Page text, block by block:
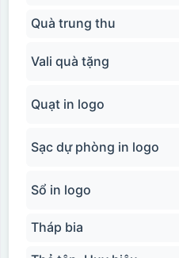
Quà trung thu
Vali quà tặng
Quạt in logo
Sạc dự phòng in logo
Sổ in logo
Tháp bia